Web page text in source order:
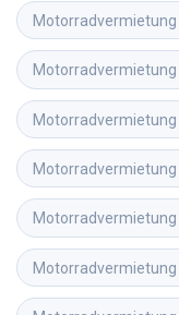
Motorradvermietung
Motorradvermietung
Motorradvermietung
Motorradvermietung
Motorradvermietung
Motorradvermietung